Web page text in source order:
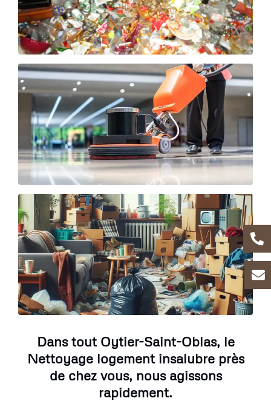
Dans tout Oytier-Saint-Oblas, le
Nettoyage logement insalubre près
de chez vous, nous agissons
rapidement.